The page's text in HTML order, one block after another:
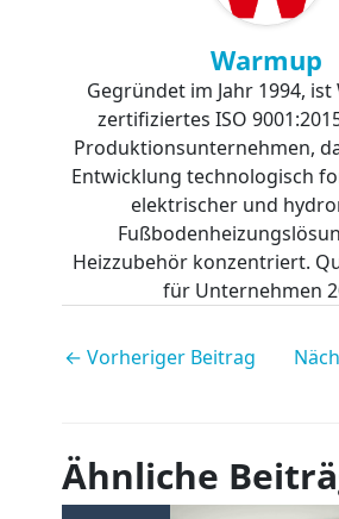
Warmup
Gegründet im Jahr 1994,
zertifiziertes ISO
Produktionsunternehmen,
Entwicklung technologisch
elektrischer und
Heizzubehör konzentriert.
für Unternehmen
← Vorheriger Beitrag
Ähnliche